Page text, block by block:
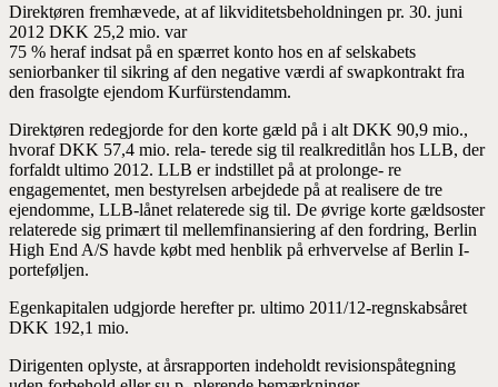
Direktøren fremhævede, at af likviditetsbeholdningen pr. 30. juni
2012 DKK 25,2 mio. var
75 % heraf indsat på en spærret konto hos en af selskabets
seniorbanker til sikring af den negative værdi af swapkontrakt fra
den frasolgte ejendom Kurfürstendamm.
Direktøren redegjorde for den korte gæld på i alt DKK 90,9 mio.,
hvoraf DKK 57,4 mio. rela- terede sig til realkreditlån hos LLB, der
forfaldt ultimo 2012. LLB er indstillet på at prolonge- re
engagementet, men bestyrelsen arbejdede på at realisere de tre
ejendomme, LLB-lånet relaterede sig til. De øvrige korte gældsoster
relaterede sig primært til mellemfinansiering af den fordring, Berlin
High End A/S havde købt med henblik på erhvervelse af Berlin I-
porteføljen.
Egenkapitalen udgjorde herefter pr. ultimo 2011/12-regnskabsåret
DKK 192,1 mio.
Dirigenten oplyste, at årsrapporten indeholdt revisionspåtegning